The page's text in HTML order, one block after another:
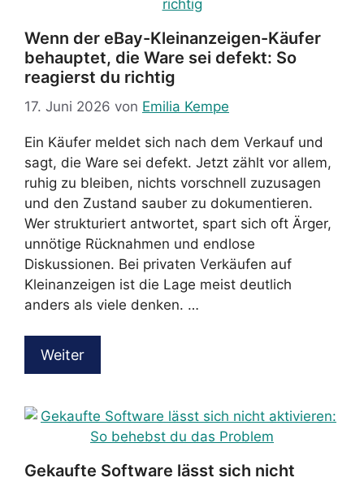
Wenn der eBay-Kleinanzeigen-Käufer
behauptet, die Ware sei defekt: So
reagierst du richtig
17. Juni 2026 von Emilia Kempe
Ein Käufer meldet sich nach dem Verkauf und
sagt, die Ware sei defekt. Jetzt zählt vor allem,
ruhig zu bleiben, nichts vorschnell zuzusagen
und den Zustand sauber zu dokumentieren.
Wer strukturiert antwortet, spart sich oft Ärger,
unnötige Rücknahmen und endlose
Diskussionen. Bei privaten Verkäufen auf
Kleinanzeigen ist die Lage meist deutlich
anders als viele denken. …
Weiter
Gekaufte Software lässt sich nicht